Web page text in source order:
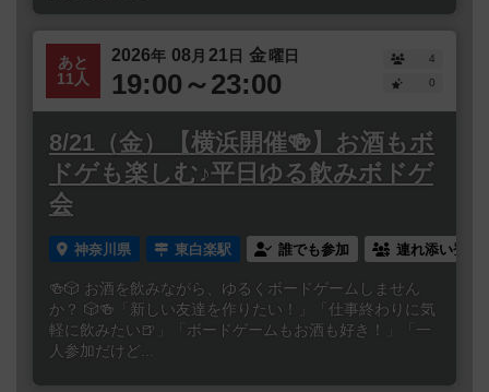
あと
11人
2026年 08 月 21日 金曜日
19:00～23:00
4
0
8/21（金）【横浜開催🍻】お酒もボ
ドゲも楽しむ♪平日ゆる飲みボドゲ
会
神奈川県 東白楽駅 誰でも参加 連れ添い登録
🍻🎲 お酒を飲みながら、ゆるくボードゲームしません
か？ 🎲🍻「新しい友達を作りたい！」「仕事終わりに気
軽に飲みたい🍺」「ボードゲームもお酒も好き！」「一
人参加だけど...